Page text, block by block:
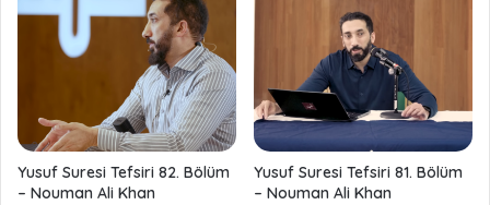
Yusuf Suresi Tefsiri 82. Bölüm
– Nouman Ali Khan
Yusuf Suresi Tefsiri 81. Bölüm
– Nouman Ali Khan